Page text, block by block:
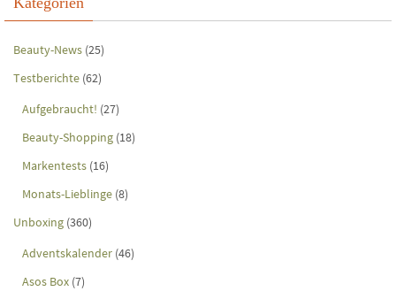
Beauty-News (25)
Testberichte (62)
Aufgebraucht! (27)
Beauty-Shopping (18)
Markentests (16)
Monats-Lieblinge (8)
Unboxing (360)
Adventskalender (46)
Asos Box (7)